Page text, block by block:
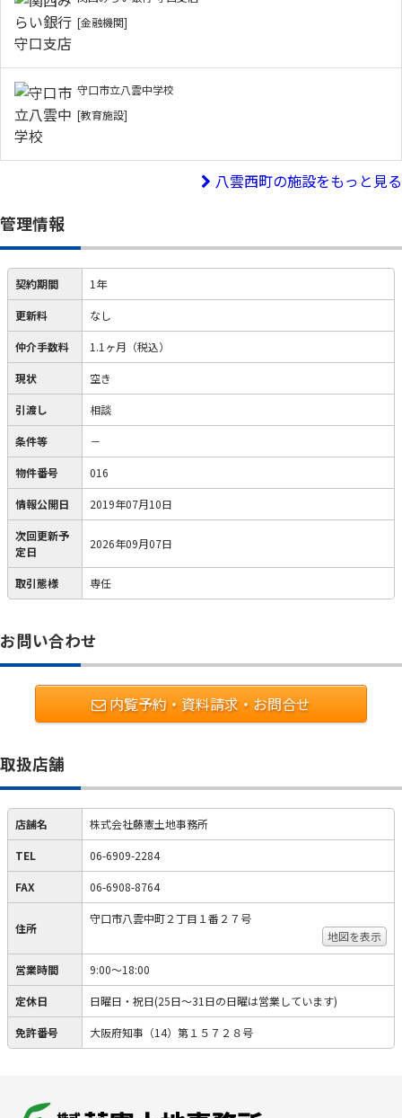
[金融機関]
守口市立八雲中学校
[教育施設]
八雲西町の施設をもっと見る
管理情報
契約期間 1年
更新料 なし
仲介手数料 1.1ヶ月（税込）
現状 空き
引渡し 相談
条件等 －
物件番号 016
情報公開日 2019年07月10日
次回更新予
定日
2026年09月07日
取引態様 専任
お問い合わせ
内覧予約・資料請求・お問合せ
取扱店舗
店舗名 株式会社藤憲土地事務所
TEL 06-6909-2284
FAX 06-6908-8764
住所
守口市八雲中町２丁目１番２７号
地図を表示
営業時間 9:00～18:00
定休日 日曜日・祝日(25日～31日の日曜は営業しています)
免許番号 大阪府知事（14）第１５７２８号